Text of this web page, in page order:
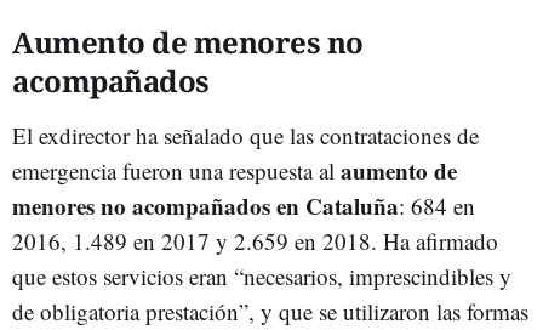
Aumento de menores no
acompañados
El exdirector ha señalado que las contrataciones de
emergencia fueron una respuesta al aumento de
menores no acompañados en Cataluña: 684 en
2016, 1.489 en 2017 y 2.659 en 2018. Ha afirmado
que estos servicios eran “necesarios, imprescindibles y
de obligatoria prestación”, y que se utilizaron las formas